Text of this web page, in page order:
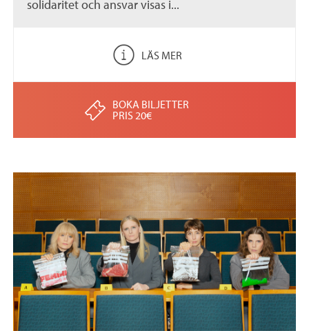
solidaritet och ansvar visas i...
LÄS MER
BOKA BILJETTER
PRIS 20€